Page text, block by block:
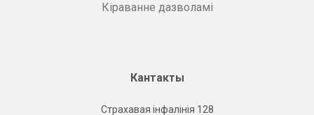
Кіраванне дазволамі
Кантакты
Страхавая інфалінія 128